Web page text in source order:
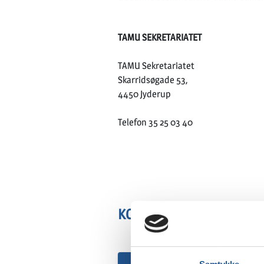
TAMU SEKRETARIATET
TAMU Sekretariatet
Skarridsøgade 53,
4450 Jyderup
Telefon 35 25 03 40
KONTAKT OS